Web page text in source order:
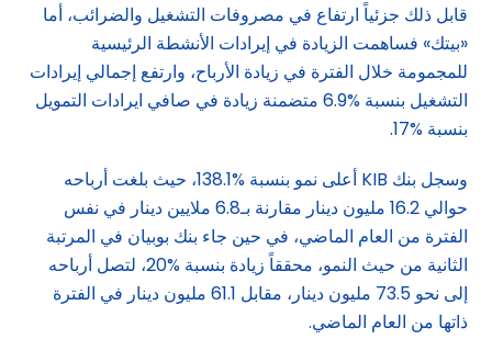
قابل ذلك جزئياً ارتفاع في مصروفات التشغيل والضرائب، أما
«بيتك» فساهمت الزيادة في إيرادات الأنشطة الرئيسية
للمجمومة خلال الفترة في زيادة الأرباح، وارتفع إجمالي إيرادات
التشغيل بنسبة %6.9 متضمنة زيادة في صافي ايرادات التمويل
بنسبة %17.
وسجل بنك KIB أعلى نمو بنسبة %138.1، حيث بلغت أرباحه
حوالي 16.2 مليون دينار مقارنة بـ6.8 ملايين دينار في نفس
الفترة من العام الماضي، في حين جاء بنك بوبيان في المرتبة
الثانية من حيث النمو، محققاً زيادة بنسبة %20، لتصل أرباحه
إلى نحو 73.5 مليون دينار، مقابل 61.1 مليون دينار في الفترة
ذاتها من العام الماضي.